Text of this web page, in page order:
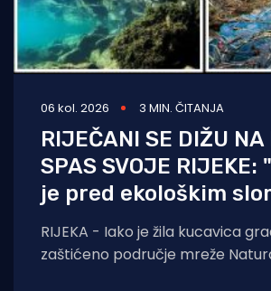
06 kol. 2026 3 MIN. ČITANJA
RIJEČANI SE DIŽU NA
SPAS SVOJE RIJEKE:
je pred ekološkim
RIJEKA - Iako je žila kucavica
zaštićeno područje mreže